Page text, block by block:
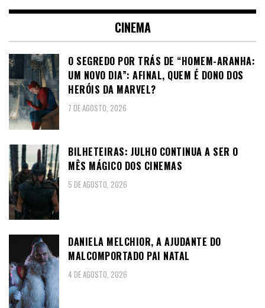
CINEMA
O SEGREDO POR TRÁS DE “HOMEM-ARANHA:
UM NOVO DIA”: AFINAL, QUEM É DONO DOS
HERÓIS DA MARVEL?
7 DE AGOSTO, 2026
BILHETEIRAS: JULHO CONTINUA A SER O
MÊS MÁGICO DOS CINEMAS
5 DE AGOSTO, 2026
DANIELA MELCHIOR, A AJUDANTE DO
MALCOMPORTADO PAI NATAL
4 DE AGOSTO, 2026